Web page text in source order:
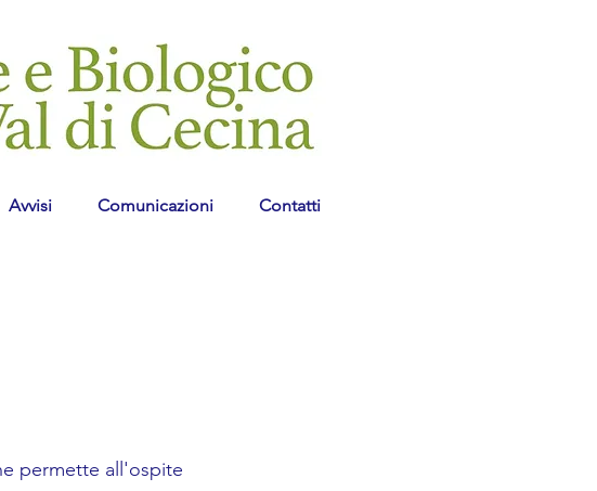
Avvisi Comunicazioni Contatti
permette all'ospite